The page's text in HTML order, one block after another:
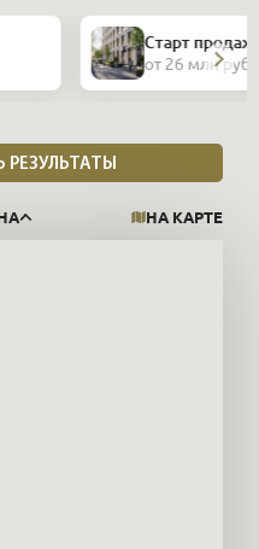
Закрытая
и
от 26 млн руб
НА КАРТЕ